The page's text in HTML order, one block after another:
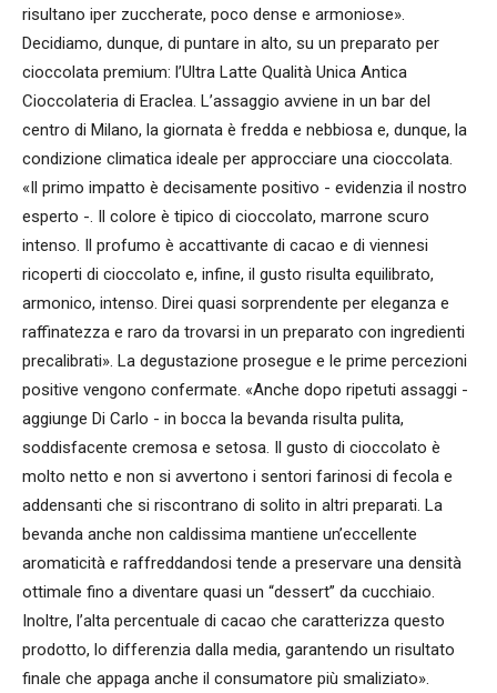
risultano iper zuccherate, poco dense e armoniose».
Decidiamo, dunque, di puntare in alto, su un preparato per
cioccolata premium: l’Ultra Latte Qualità Unica Antica
Cioccolateria di Eraclea. L’assaggio avviene in un bar del
centro di Milano, la giornata è fredda e nebbiosa e, dunque, la
condizione climatica ideale per approcciare una cioccolata.
«Il primo impatto è decisamente positivo - evidenzia il nostro
esperto -. Il colore è tipico di cioccolato, marrone scuro
intenso. Il profumo è accattivante di cacao e di viennesi
ricoperti di cioccolato e, infine, il gusto risulta equilibrato,
armonico, intenso. Direi quasi sorprendente per eleganza e
raffinatezza e raro da trovarsi in un preparato con ingredienti
precalibrati». La degustazione prosegue e le prime percezioni
positive vengono confermate. «Anche dopo ripetuti assaggi -
aggiunge Di Carlo - in bocca la bevanda risulta pulita,
soddisfacente cremosa e setosa. Il gusto di cioccolato è
molto netto e non si avvertono i sentori farinosi di fecola e
addensanti che si riscontrano di solito in altri preparati. La
bevanda anche non caldissima mantiene un’eccellente
aromaticità e raffreddandosi tende a preservare una densità
ottimale fino a diventare quasi un “dessert” da cucchiaio.
Inoltre, l’alta percentuale di cacao che caratterizza questo
prodotto, lo differenzia dalla media, garantendo un risultato
finale che appaga anche il consumatore più smaliziato».